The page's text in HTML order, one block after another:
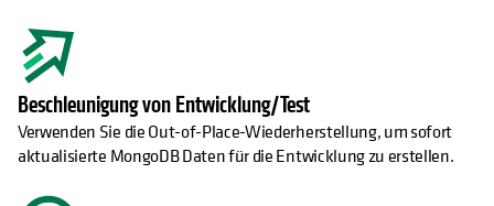
Beschleunigung von Entwicklung/Test
Verwenden Sie die Out-of-Place-Wiederherstellung, um sofort
aktualisierte MongoDB Daten für die Entwicklung zu erstellen.